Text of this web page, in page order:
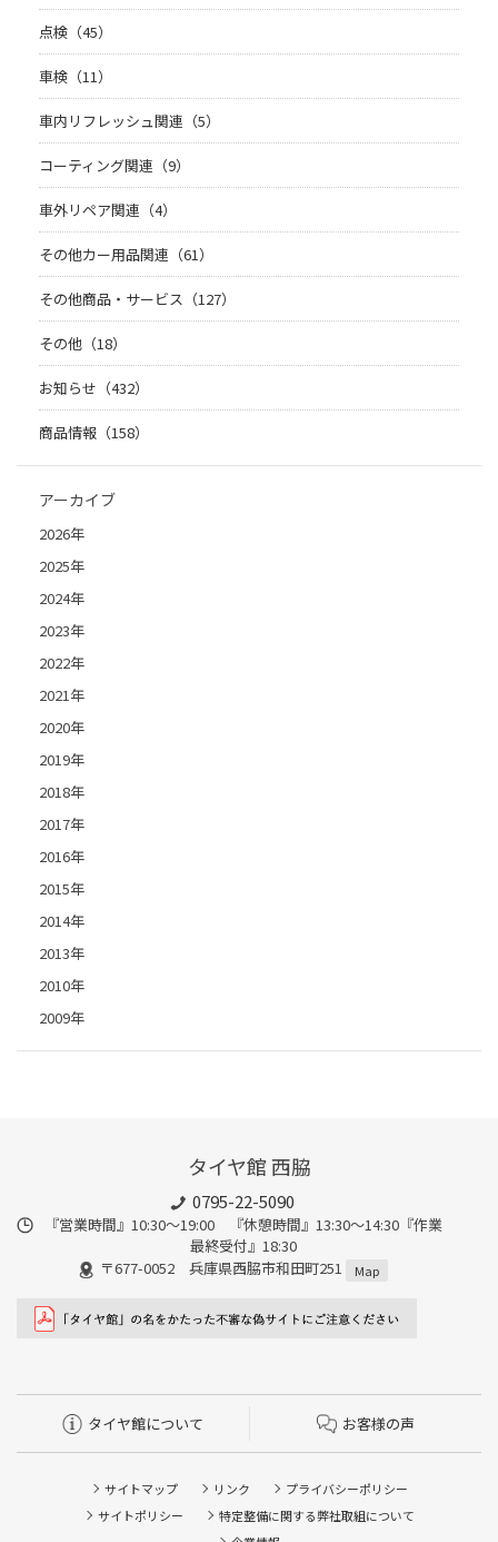
点検（45）
車検（11）
車内リフレッシュ関連（5）
コーティング関連（9）
車外リペア関連（4）
その他カー用品関連（61）
その他商品・サービス（127）
その他（18）
お知らせ（432）
商品情報（158）
アーカイブ
2026年
2025年
2024年
2023年
2022年
2021年
2020年
2019年
2018年
2017年
2016年
2015年
2014年
2013年
2010年
2009年
タイヤ館 西脇
0795-22-5090
『営業時間』10:30～19:00 『休憩時間』13:30～14:30『作業
最終受付』18:30
〒677-0052 兵庫県西脇市和田町251
Map
タイヤ館について お客様の声
サイトマップ リンク
プライバシーポリシー
サイトポリシー
特定整備に関する弊社取組について